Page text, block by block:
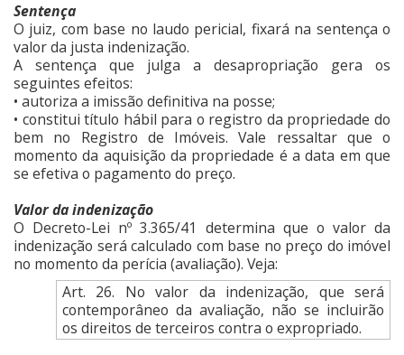
Sentença
O juiz, com base no laudo pericial, fixará na sentença o
valor da justa indenização.
A sentença que julga a desapropriação gera os
seguintes efeitos:
• autoriza a imissão definitiva na posse;
• constitui título hábil para o registro da propriedade do
bem no Registro de Imóveis. Vale ressaltar que o
momento da aquisição da propriedade é a data em que
se efetiva o pagamento do preço.
Valor da indenização
O Decreto-Lei nº 3.365/41 determina que o valor da
indenização será calculado com base no preço do imóvel
no momento da perícia (avaliação). Veja:
Art. 26. No valor da indenização, que será
contemporâneo da avaliação, não se incluirão
os direitos de terceiros contra o expropriado.